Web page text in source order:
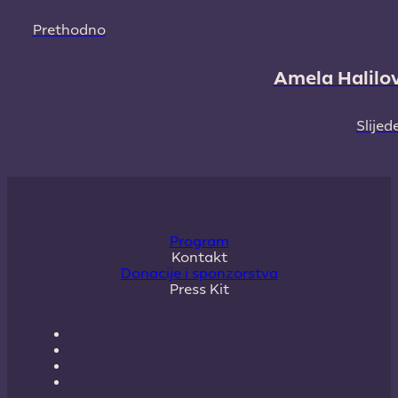
Prethodno
Amela
Program
Kontakt
Donacije i sponzorstva
Press Kit